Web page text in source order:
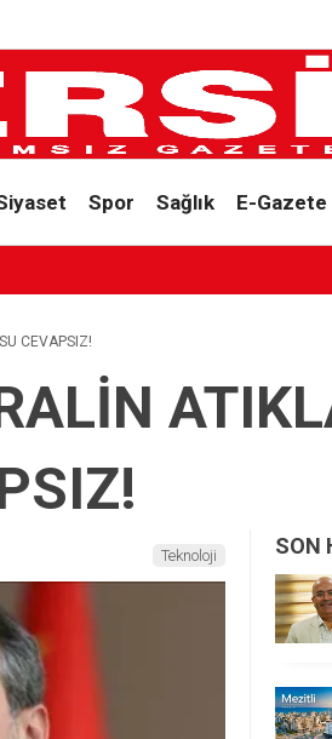
Spor Sağlık E-Gazete
CEVAPSIZ!
Teknoloji SON